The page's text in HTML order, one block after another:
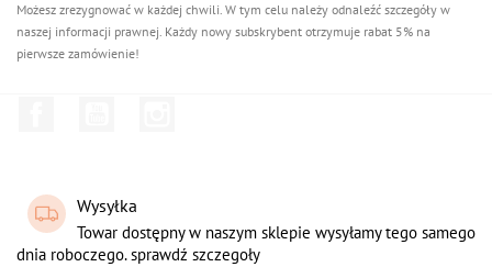
Możesz zrezygnować w każdej chwili. W tym celu należy odnaleźć szczegóły w
naszej informacji prawnej. Każdy nowy subskrybent otrzymuje rabat 5% na
pierwsze zamówienie!
Wysyłka
Towar dostępny w naszym sklepie wysyłamy tego samego
dnia roboczego. sprawdź szczegoły